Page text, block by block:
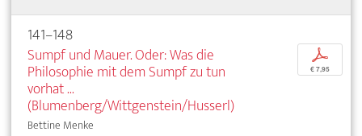
141–148
Sumpf und Mauer. Oder: Was die
Philosophie mit dem Sumpf zu tun
vorhat ...
(Blumenberg/Wittgenstein/Husserl)
Bettine Menke
p
€ 7,95